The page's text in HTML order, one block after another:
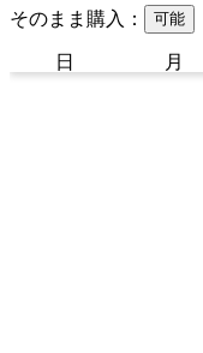
そのまま購入： 可能
日 月